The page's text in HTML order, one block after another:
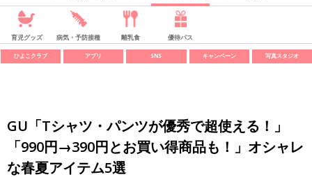
育児グッズ 病気・予防接種 離乳食 優待パス
ひよこクラブ アプリ SNS キャンペーン 写真スタジオ
GU「Tシャツ・パンツが優秀で超使える！」
「990円→390円とお買い得商品も！」オシャレ
な春夏アイテム5選